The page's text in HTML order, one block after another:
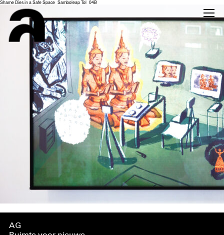
Shame Dies in a Safe Space_Samboleap Tol_04B
AG